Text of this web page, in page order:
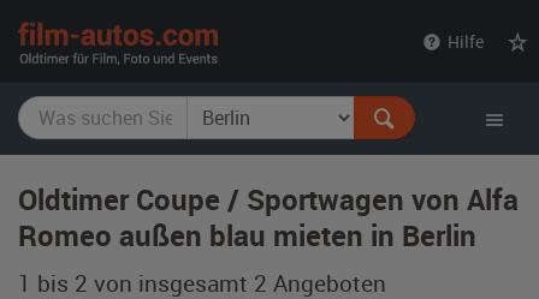
Hilfe
Oldtimer Coupe / Sportwagen von Alfa
Romeo außen blau mieten in Berlin
1 bis 2 von insgesamt 2 Angeboten